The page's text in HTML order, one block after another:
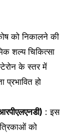
को निकालने की
शल्य चिकित्सा
के स्तर में
हो
: इस
को